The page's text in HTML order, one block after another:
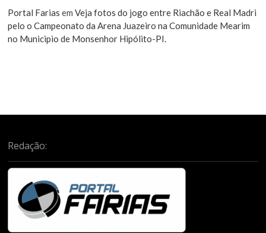
Portal Farias emVeja fotos do jogo entre Riachão e Real Madri
pelo o Campeonato da Arena Juazeiro na Comunidade Mearim
no Municipio de Monsenhor Hipólito-PI.
Redação: